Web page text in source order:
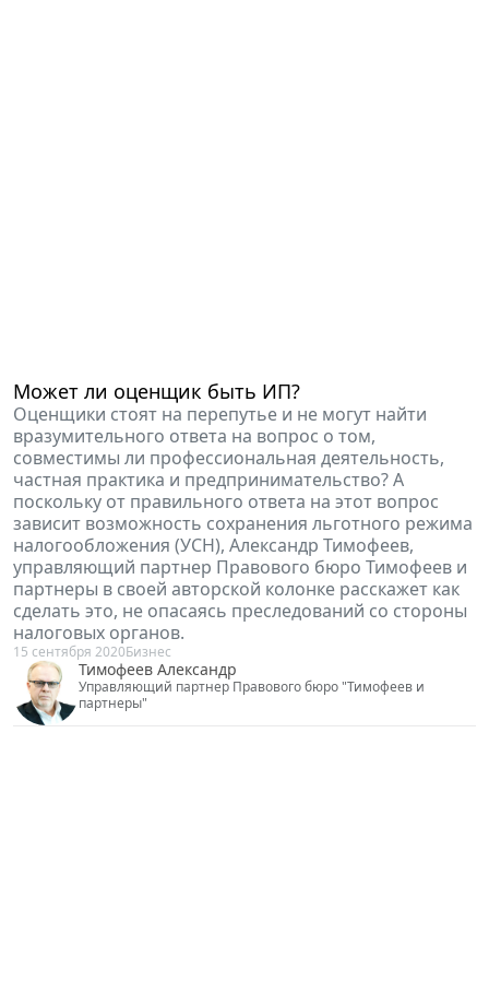
Может ли оценщик быть ИП?
Оценщики стоят на перепутье и не могут найти
вразумительного ответа на вопрос о том,
совместимы ли профессиональная деятельность,
частная практика и предпринимательство? А
поскольку от правильного ответа на этот вопрос
зависит возможность сохранения льготного режима
налогообложения (УСН), Александр Тимофеев,
управляющий партнер Правового бюро Тимофеев и
партнеры в своей авторской колонке расскажет как
сделать это, не опасаясь преследований со стороны
налоговых органов.
15 сентября 2020Бизнес
Тимофеев Александр
Управляющий партнер Правового бюро "Тимофеев и
партнеры"